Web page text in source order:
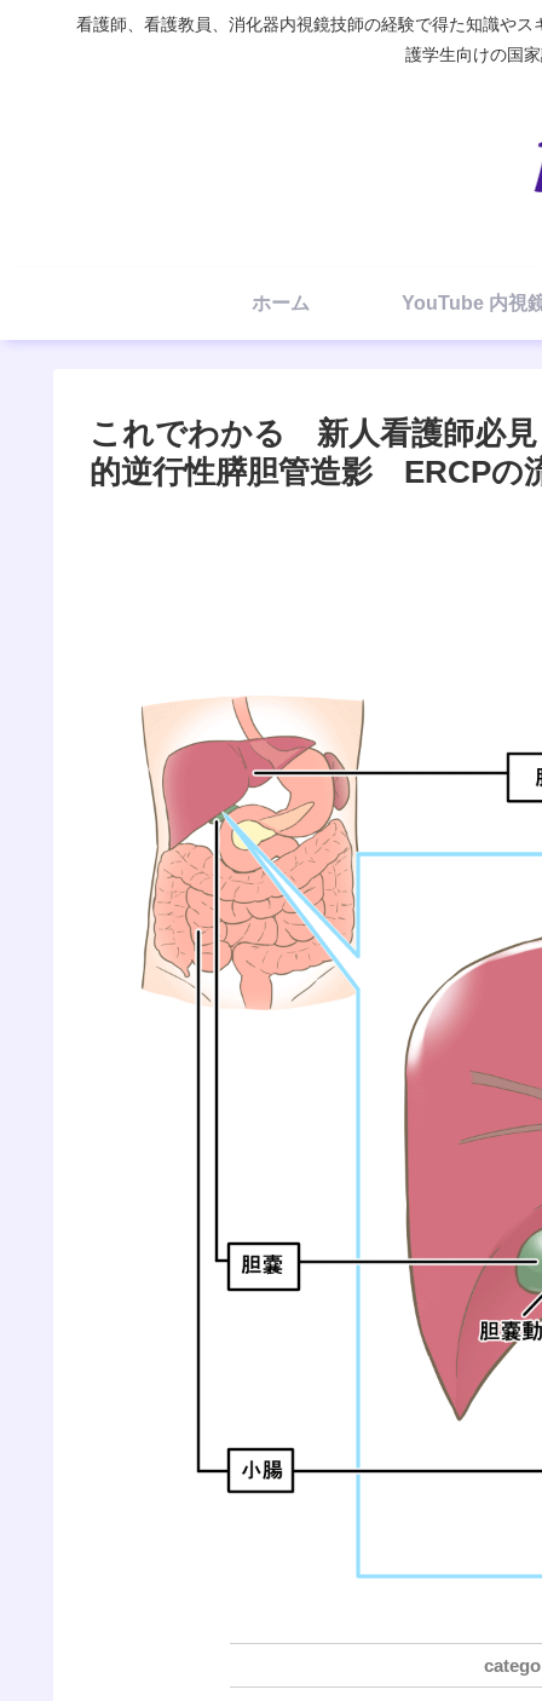
看護師、看護教員、消化器内視鏡技師の経験で得た知識や
護学生向けの国
ホーム YouTube 内視
これでわかる 新人看護師必
的逆行性膵胆管造影 ERCPの